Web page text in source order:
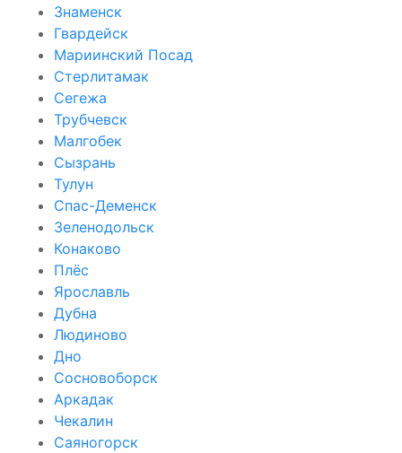
Знаменск
Гвардейск
Мариинский Посад
Стерлитамак
Сегежа
Трубчевск
Малгобек
Сызрань
Тулун
Спас-Деменск
Зеленодольск
Конаково
Плёс
Ярославль
Дубна
Людиново
Дно
Сосновоборск
Аркадак
Чекалин
Саяногорск